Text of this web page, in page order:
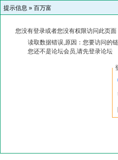
提示信息 » 百万富
您没有登录或者您没有权限访问此页
读取数据错误,原因：您要访问的
您还不是论坛会员,请先登录论坛